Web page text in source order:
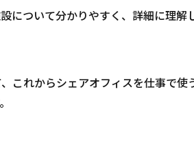
について分かりやすく、詳細に理解
これからシェアオフィスを仕事で